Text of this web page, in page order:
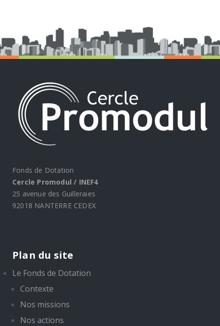
Fonds de Dotation
Cercle Promodul / INEF4
25 avenue des Guilleraies
92018 NANTERRE CEDEX
Plan du site
Le Fonds de Dotation
Contexte
Nos missions
Nos actions